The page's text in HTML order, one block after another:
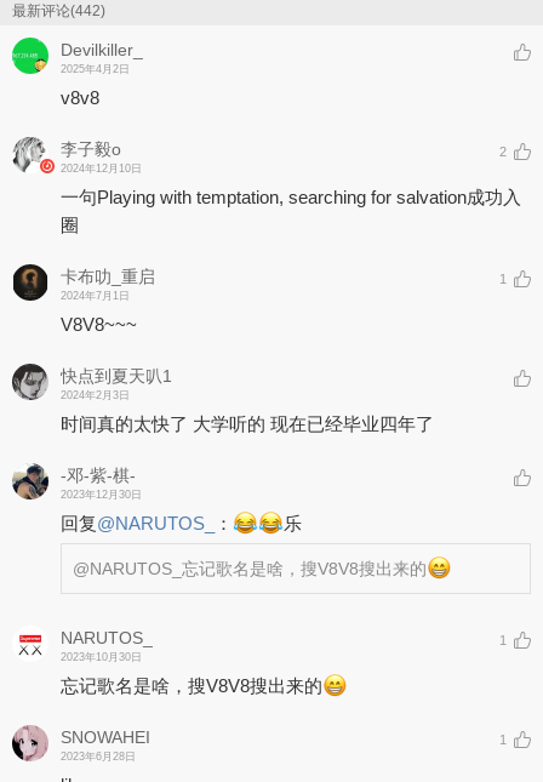
最新评论(442)
Devilkiller_
2025年4月2日
v8v8
李子毅o
2024年12月10日
2
一句Playing with temptation, searching for salvation成功入
圈
卡布叻_重启
2024年7月1日
1
V8V8~~~
快点到夏天叭1
2024年2月3日
时间真的太快了 大学听的 现在已经毕业四年了
-邓-紫-棋-
2023年12月30日
回复@NARUTOS_ ： 乐
@NARUTOS_ 忘记歌名是啥，搜V8V8搜出来的
NARUTOS_
2023年10月30日
1
忘记歌名是啥，搜V8V8搜出来的
SNOWAHEI
2023年6月28日
1